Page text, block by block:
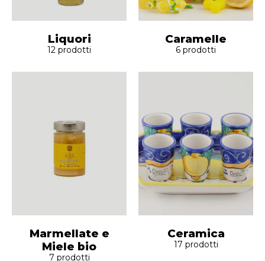
Liquori
12 prodotti
Caramelle
6 prodotti
Marmellate e
Miele bio
7 prodotti
Ceramica
17 prodotti